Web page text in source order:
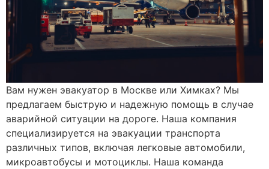
Вам нужен эвакуатор в Москве или Химках? Мы
предлагаем быструю и надежную помощь в случае
аварийной ситуации на дороге. Наша компания
специализируется на эвакуации транспорта
различных типов, включая легковые автомобили,
микроавтобусы и мотоциклы. Наша команда